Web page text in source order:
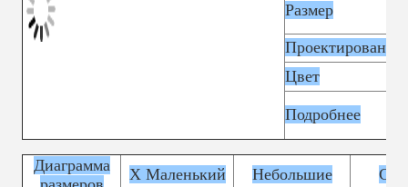
Размер
Проектирование
Цвет
Подробнее
Диаграмма
X Маленький Небольшие